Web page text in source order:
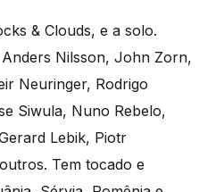
& Clouds, e a solo.
Nilsson, John Zorn,
Neuringer, Rodrigo
Siwula, Nuno Rebelo,
Lebik, Piotr
Tem tocado e